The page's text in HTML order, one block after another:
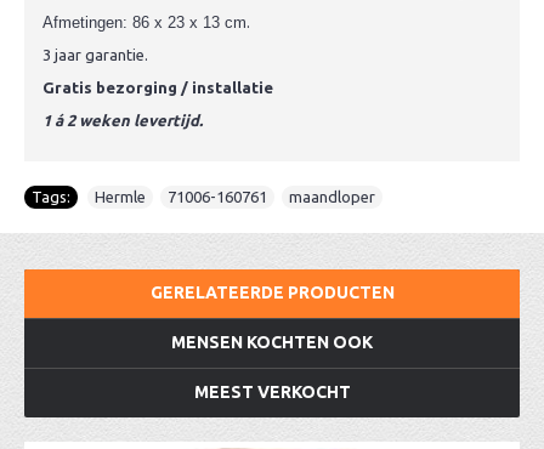
Afmetingen: 86 x 23 x 13 cm.
3 jaar garantie.
Gratis bezorging / installatie
1 á 2 weken levertijd.
Tags: Hermle 71006-160761 maandloper
GERELATEERDE PRODUCTEN
MENSEN KOCHTEN OOK
MEEST VERKOCHT